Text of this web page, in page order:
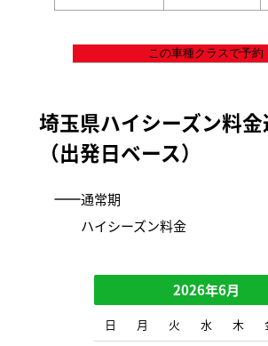
この車種クラスで予約
埼玉県ハイシーズン料
（出発日ベース）
通常期
ハイシーズン料金
2026年6月
日 月 火 水 木